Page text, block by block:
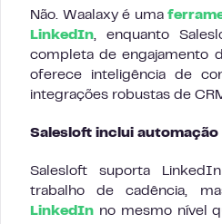
Não. Waalaxy é uma
LinkedIn, enquanto
completa de engajamento
oferece inteligência de
integrações robustas de
Salesloft inclui
Salesloft suporta
trabalho de cadência,
LinkedIn no mesmo nível